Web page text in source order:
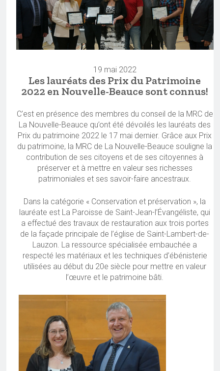
19 mai 2022
Les lauréats des Prix du Patrimoine
2022 en Nouvelle-Beauce sont connus!
C’est en présence des membres du conseil de la MRC de
La Nouvelle-Beauce qu’ont été dévoilés les lauréats des
Prix du patrimoine 2022 le 17 mai dernier. Grâce aux Prix
du patrimoine, la MRC de La Nouvelle-Beauce souligne la
contribution de ses citoyens et de ses citoyennes à
préserver et à mettre en valeur ses richesses
patrimoniales et ses savoir-faire ancestraux.
Dans la catégorie « Conservation et préservation », la
lauréate est La Paroisse de Saint-Jean-l’Évangéliste, qui
a effectué des travaux de restauration aux trois portes
de la façade principale de l’église de Saint-Lambert-de-
Lauzon. La ressource spécialisée embauchée a
respecté les matériaux et les techniques d’ébénisterie
utilisées au début du 20e siècle pour mettre en valeur
l’œuvre et le patrimoine bâti.